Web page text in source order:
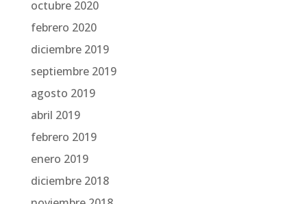
octubre 2020
febrero 2020
diciembre 2019
septiembre 2019
agosto 2019
abril 2019
febrero 2019
enero 2019
diciembre 2018